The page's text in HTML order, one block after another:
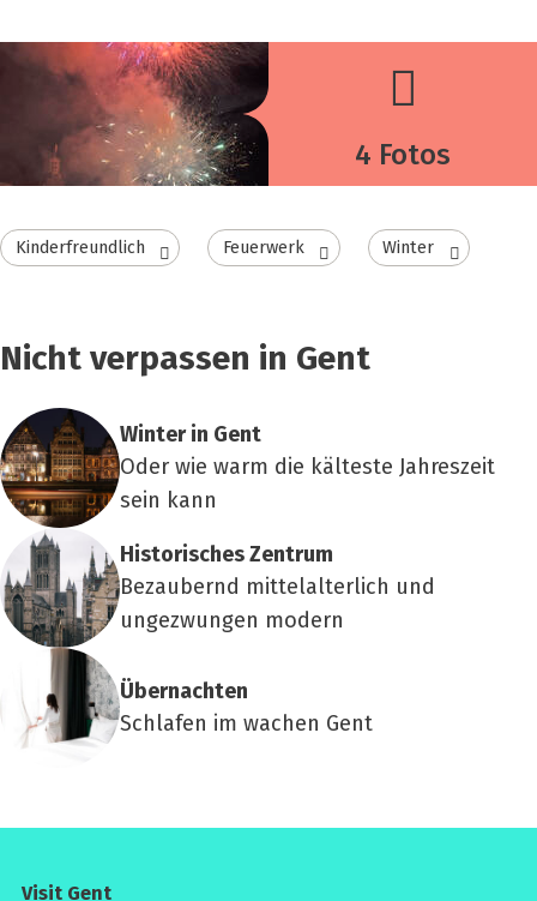
4 Fotos
Kinderfreundlich Feuerwerk Winter
Nicht verpassen in Gent
Win­ter in Gent
Oder wie warm die kälteste Jahreszeit
sein kann
His­to­ri­sches Zen­trum
Bezaubernd mittelalterlich und
ungezwungen modern
Über­nach­ten
Schlafen im wachen Gent
Visit Gent